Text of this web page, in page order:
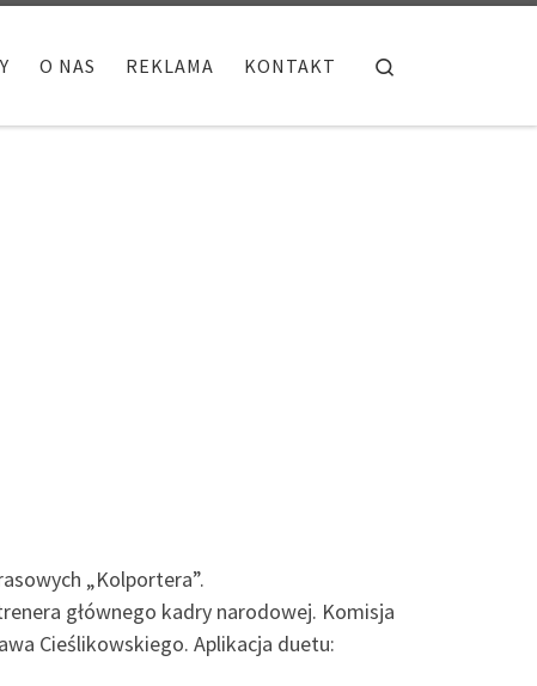
O NAS REKLAMA KONTAKT
„Kolportera”.
głównego kadry narodowej. Komisja
Cieślikowskiego. Aplikacja duetu: